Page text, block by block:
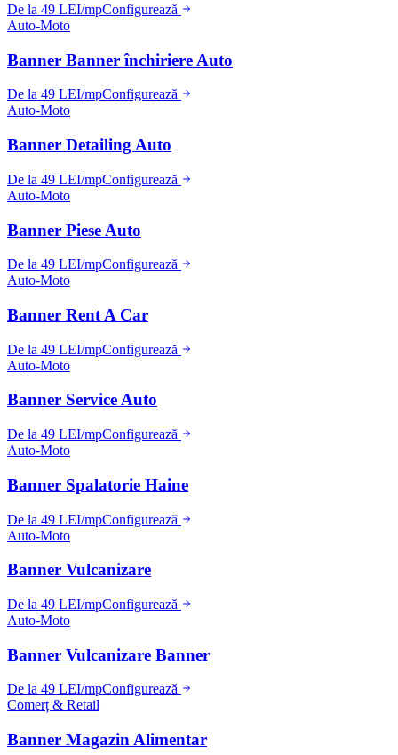
De la 49 LEI/mpConfigurează
Auto-Moto
Banner Banner închiriere Auto
De la 49 LEI/mpConfigurează
Auto-Moto
Banner Detailing Auto
De la 49 LEI/mpConfigurează
Auto-Moto
Banner Piese Auto
De la 49 LEI/mpConfigurează
Auto-Moto
Banner Rent A Car
De la 49 LEI/mpConfigurează
Auto-Moto
Banner Service Auto
De la 49 LEI/mpConfigurează
Auto-Moto
Banner Spalatorie Haine
De la 49 LEI/mpConfigurează
Auto-Moto
Banner Vulcanizare
De la 49 LEI/mpConfigurează
Auto-Moto
Banner Vulcanizare Banner
De la 49 LEI/mpConfigurează
Comerț & Retail
Banner Magazin Alimentar